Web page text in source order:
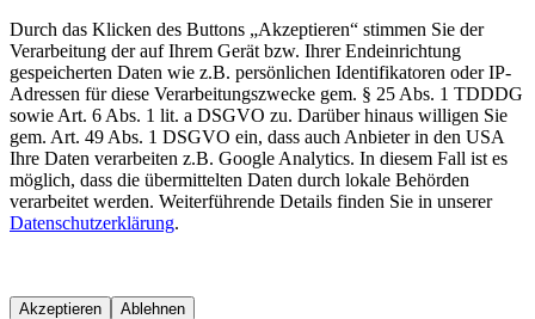
Durch das Klicken des Buttons „Akzeptieren“ stimmen Sie der
Verarbeitung der auf Ihrem Gerät bzw. Ihrer Endeinrichtung
gespeicherten Daten wie z.B. persönlichen Identifikatoren oder IP-
Adressen für diese Verarbeitungszwecke gem. § 25 Abs. 1 TDDDG
sowie Art. 6 Abs. 1 lit. a DSGVO zu. Darüber hinaus willigen Sie
gem. Art. 49 Abs. 1 DSGVO ein, dass auch Anbieter in den USA
Ihre Daten verarbeiten z.B. Google Analytics. In diesem Fall ist es
möglich, dass die übermittelten Daten durch lokale Behörden
verarbeitet werden. Weiterführende Details finden Sie in unserer
Datenschutzerklärung.
Akzeptieren Ablehnen